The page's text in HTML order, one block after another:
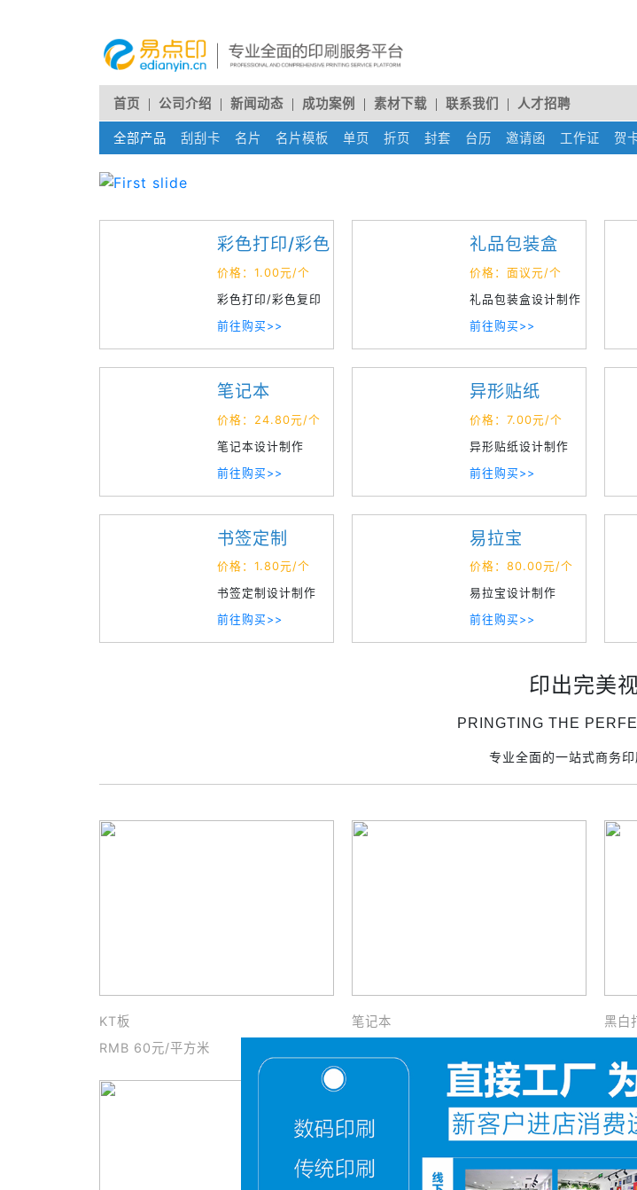
首页 公司介绍 新闻动态 成功案例 素材下载 联系我们 人才招聘
全部产品 刮刮卡 (current)
名片 (current)
名片模板 (current)
单页 (current)
折页 (current)
封套 (current)
台历 (current)
邀请函 (current)
工作证 贺
彩色打印/彩色
复印
价格：1.00元/个
彩色打印/彩色复印
设计制作
前往购买>>
礼品包装盒
价格：面议元/个
礼品包装盒设计制作
前往购买>>
笔记本
价格：24.80元/个
笔记本设计制作
前往购买>>
异形贴纸
价格：7.00元/个
异形贴纸设计制作
前往购买>>
书签定制
价格：1.80元/个
书签定制设计制作
前往购买>>
易拉宝
价格：80.00元/个
易拉宝设计制作
前往购买>>
印出完美
PRINGTING THE
专业全面的一站式商务
KT板
RMB 60元/平方米
笔记本
黑白